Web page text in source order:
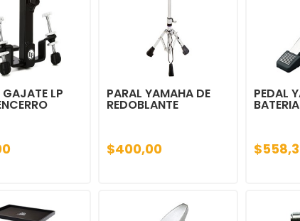
LP PARAL YAMAHA DE
REDOBLANTE
$400,00
PEDAL
BATERIA